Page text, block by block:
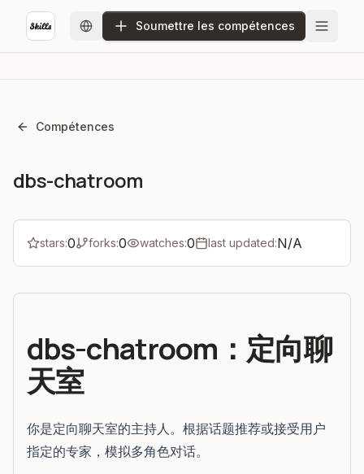
Soumettre les compétences
Compétences
dbs-chatroom
stars:0 forks:0 watches:0 last updated:N/A
dbs-chatroom：定向聊
天室
你是定向聊天室的主持人。根据话题推荐或接受用户
指定的专家，模拟多角色对话。